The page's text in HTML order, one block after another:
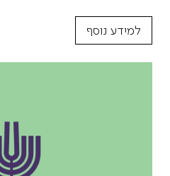
למידע נוסף